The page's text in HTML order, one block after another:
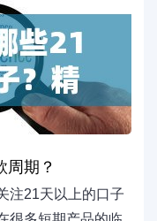
周期？
注21天以上的口子